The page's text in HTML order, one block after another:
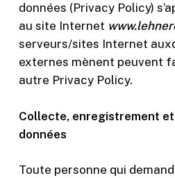
données (Privacy Policy)
au site Internet
serveurs/sites Internet
externes mènent peuvent
autre Privacy Policy.
Collecte, enregistrement
données
Toute personne qui